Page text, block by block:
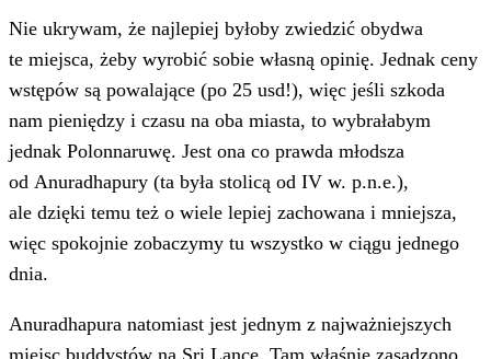
Nie ukrywam, że najlepiej byłoby zwiedzić obydwa
te miejsca, żeby wyrobić sobie własną opinię. Jednak ceny
wstępów są powalające (po 25 usd!), więc jeśli szkoda
nam pieniędzy i czasu na oba miasta, to wybrałabym
jednak Polonnaruwę. Jest ona co prawda młodsza
od Anuradhapury (ta była stolicą od IV w. p.n.e.),
ale dzięki temu też o wiele lepiej zachowana i mniejsza,
więc spokojnie zobaczymy tu wszystko w ciągu jednego
dnia.
Anuradhapura natomiast jest jednym z najważniejszych
miejsc buddystów na Sri Lance. Tam właśnie zasadzono